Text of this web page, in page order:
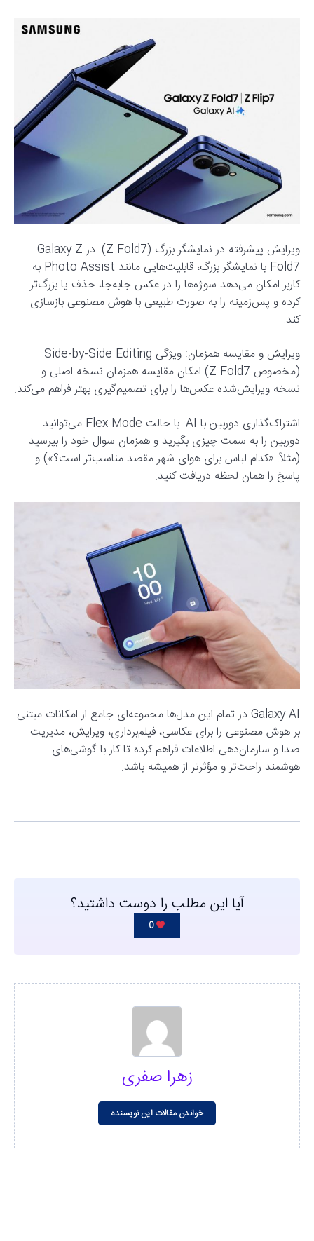
ویرایش پیشرفته در نمایشگر بزرگ (Z Fold7): در Galaxy Z
Fold7 با نمایشگر بزرگ، قابلیت‌هایی مانند Photo Assist به
کاربر امکان می‌دهد سوژه‌ها را در عکس جابه‌جا، حذف یا بزرگ‌تر
کرده و پس‌زمینه را به صورت طبیعی با هوش مصنوعی بازسازی
کند.
ویرایش و مقایسه همزمان: ویژگی Side-by-Side Editing
(مخصوص Z Fold7) امکان مقایسه همزمان نسخه اصلی و
نسخه ویرایش‌شده عکس‌ها را برای تصمیم‌گیری بهتر فراهم می‌کند.
اشتراک‌گذاری دوربین با AI: با حالت Flex Mode می‌توانید
دوربین را به سمت چیزی بگیرید و همزمان سوال خود را بپرسید
(مثلاً: «کدام لباس برای هوای شهر مقصد مناسب‌تر است؟») و
پاسخ را همان لحظه دریافت کنید.
Galaxy AI در تمام این مدل‌ها مجموعه‌ای جامع از امکانات مبتنی
بر هوش مصنوعی را برای عکاسی، فیلم‌برداری، ویرایش، مدیریت
صدا و سازمان‌دهی اطلاعات فراهم کرده تا کار با گوشی‌های
هوشمند راحت‌تر و مؤثرتر از همیشه باشد.
آیا این مطلب را دوست داشتید؟
0
زهرا صفری
خواندن مقالات این نویسنده